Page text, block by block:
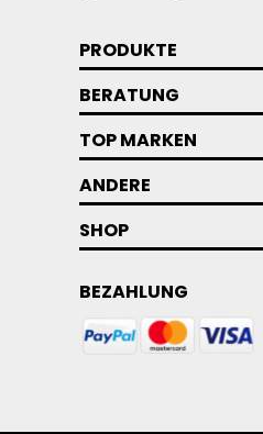
PRODUKTE
BERATUNG
TOP MARKEN
ANDERE
SHOP
BEZAHLUNG